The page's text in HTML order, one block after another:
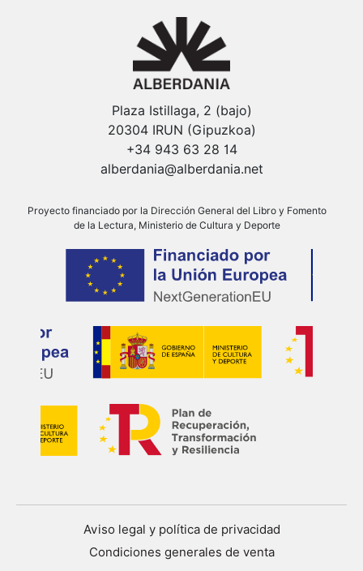
Plaza Istillaga, 2 (bajo)
20304 IRUN (Gipuzkoa)
+34 943 63 28 14
alberdania@alberdania.net
Proyecto financiado por la Dirección General del Libro y Fomento
de la Lectura, Ministerio de Cultura y Deporte
Aviso legal y política de privacidad
Condiciones generales de venta